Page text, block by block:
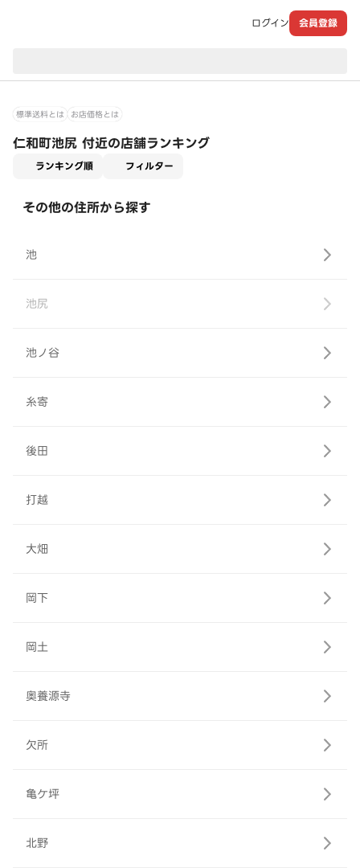
ログイン 会員登録
標準送料とは お店価格とは
仁和町池尻 付近の店舗ランキング
ランキング順 フィルター
その他の住所から探す
池
池尻
池ノ谷
糸寄
後田
打越
大畑
岡下
岡土
奥養源寺
欠所
亀ケ坪
北野